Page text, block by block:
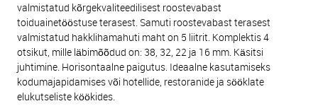
valmistatud kõrgekvaliteedilisest roostevabast
toiduainetööstuse terasest. Samuti roostevabast terasest
valmistatud hakklihamahuti maht on 5 liitrit. Komplektis 4
otsikut, mille läbimõõdud on: 38, 32, 22 ja 16 mm. Käsitsi
juhtimine. Horisontaalne paigutus. Ideaalne kasutamiseks
kodumajapidamises või hotellide, restoranide ja sööklate
elukutseliste köökides.